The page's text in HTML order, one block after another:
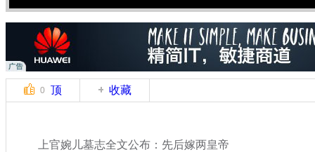
0 顶 收藏
上官婉儿墓志全文公布：先后嫁两皇帝